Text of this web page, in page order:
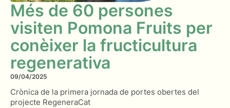
Més de 60 persones
visiten Pomona Fruits per
conèixer la fructicultura
regenerativa
09/04/2025
Crònica de la primera jornada de portes obertes del
projecte RegeneraCat